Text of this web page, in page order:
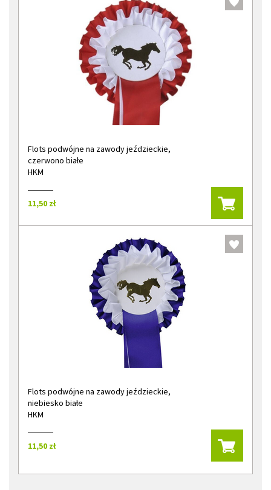
Flots podwójne na zawody jeździeckie,
czerwono białe
HKM
11,50 zł
Flots podwójne na zawody jeździeckie,
niebiesko białe
HKM
11,50 zł